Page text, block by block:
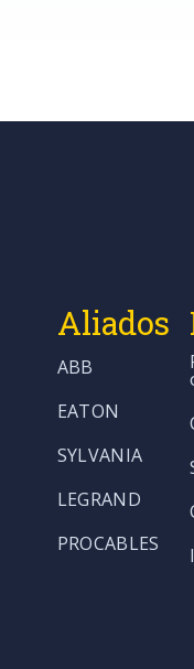
Aliados
ABB
EATON
SYLVANIA
LEGRAND
PROCABLES